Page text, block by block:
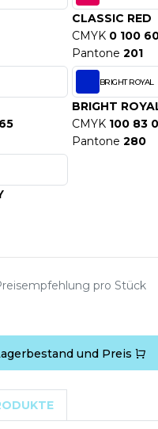
CLASSIC RED
CMYK 0 100
Pantone 201
BRIGHT ROYAL
BRIGHT
CMYK 100 83
Pantone 280
pro Stück
und Preis